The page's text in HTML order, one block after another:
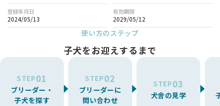
登録年月日
2024/05/13
有効期限
2029/05/12
使い方のステップ
子犬をお迎えするまで
STEP01
ブリーダー・
子犬を探す
STEP02
ブリーダーに
問い合わせ
STEP03
犬舎の見学